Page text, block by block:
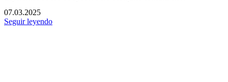
07.03.2025
Seguir leyendo